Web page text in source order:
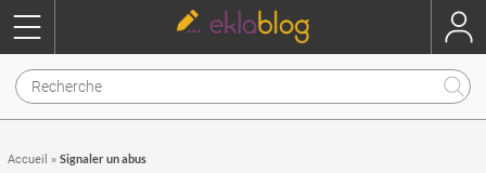
Accueil » Signaler un abus